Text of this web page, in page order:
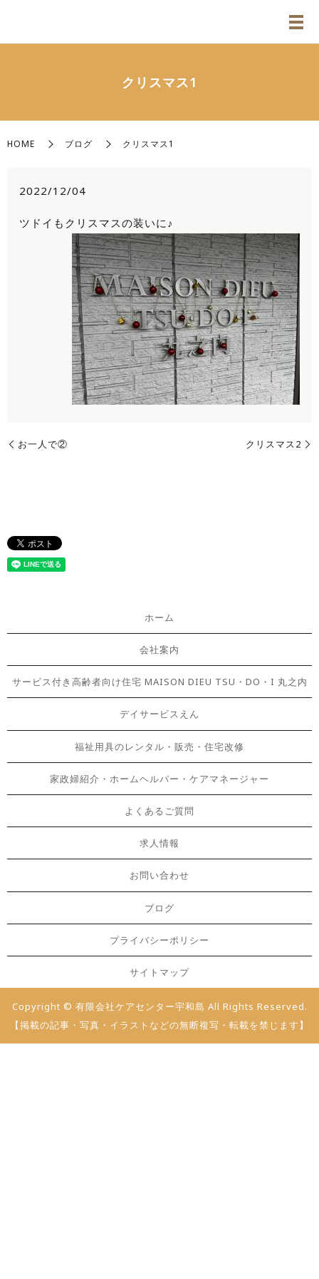
クリスマス1
HOME ブログ クリスマス1
2022/12/04
ツドイもクリスマスの装いに♪
お一人で② クリスマス2
ホーム
会社案内
サービス付き高齢者向け住宅 MAISON DIEU TSU・DO・I 丸之内
デイサービスえん
福祉用具のレンタル・販売・住宅改修
家政婦紹介・ホームヘルパー・ケアマネージャー
よくあるご質問
求人情報
お問い合わせ
ブログ
プライバシーポリシー
サイトマップ
Copyright © 有限会社ケアセンター宇和島 All Rights Reserved.
【掲載の記事・写真・イラストなどの無断複写・転載を禁じます】